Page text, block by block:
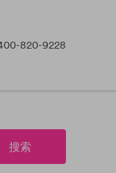
820-9228
搜索